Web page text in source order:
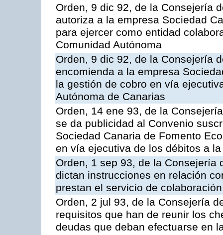
Orden, 9 dic 92, de la Consejería
autoriza a la empresa Sociedad
para ejercer como entidad
Comunidad Autónoma
Orden, 9 dic 92, de la Consejería
encomienda a la empresa
la gestión de cobro en vía
Autónoma de Canarias
Orden, 14 ene 93, de la
se da publicidad al Convenio
Sociedad Canaria de Fomento
en vía ejecutiva de los débitos a
Orden, 1 sep 93, de la Consejería
dictan instrucciones en relación
prestan el servicio de
Orden, 2 jul 93, de la Consejería
requisitos que han de reunir los
deudas que deban efectuarse en